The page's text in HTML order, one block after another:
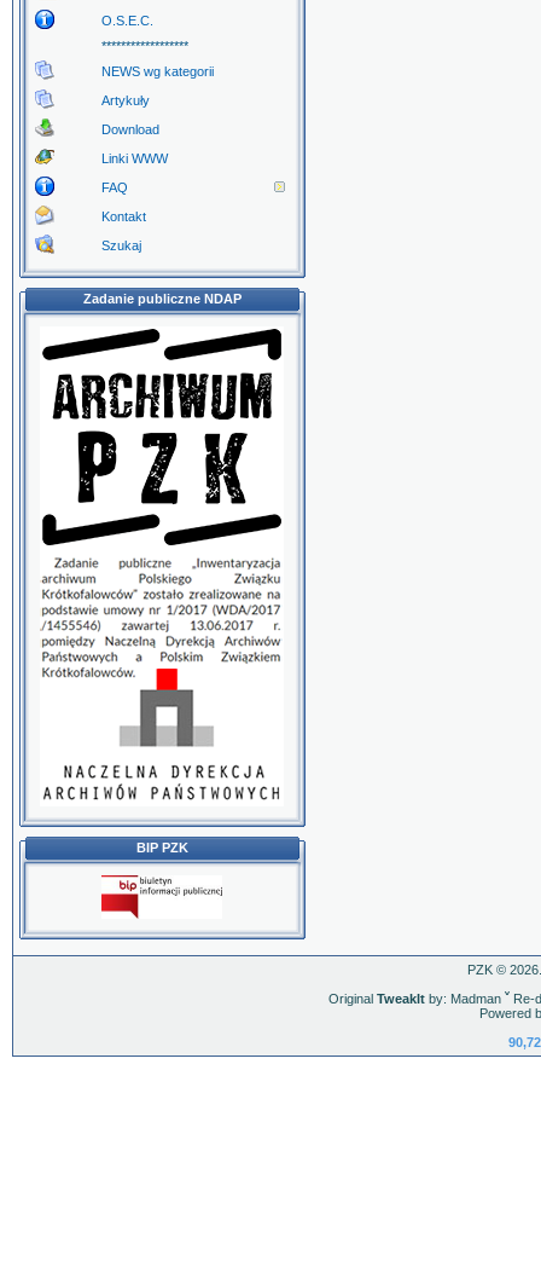
O.S.E.C.
******************
NEWS wg kategorii
Artykuły
Download
Linki WWW
FAQ
Kontakt
Szukaj
Zadanie publiczne NDAP
BIP PZK
PZK ©
Original TweakItby: Madman ˇRe-
Powered